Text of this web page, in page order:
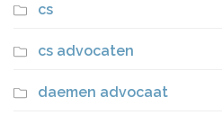
cs
cs advocaten
daemen advocaat